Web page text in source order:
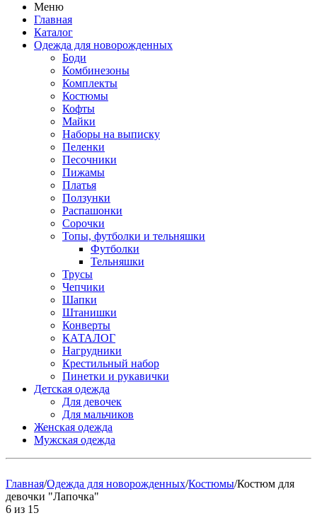
Меню
Главная
Каталог
Одежда для новорожденных
Боди
Комбинезоны
Комплекты
Костюмы
Кофты
Майки
Наборы на выписку
Пеленки
Песочники
Пижамы
Платья
Ползунки
Распашонки
Сорочки
Топы, футболки и тельняшки
Футболки
Тельняшки
Трусы
Чепчики
Шапки
Штанишки
Конверты
КАТАЛОГ
Нагрудники
Крестильный набор
Пинетки и рукавички
Детская одежда
Для девочек
Для мальчиков
Женская одежда
Мужская одежда
Главная/Одежда для новорожденных/Костюмы/Костюм для
девочки "Лапочка"
6 из 15